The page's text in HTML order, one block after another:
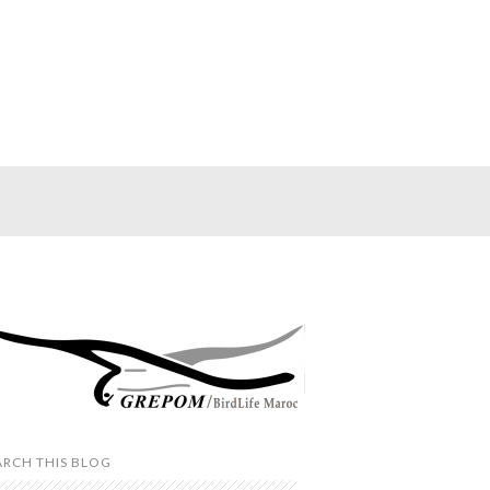
THIS BLOG